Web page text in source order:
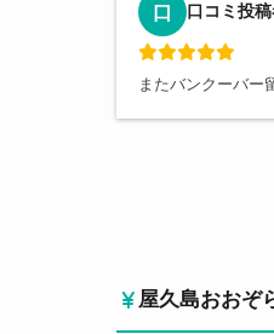
口 口コミ投
またバンクーバー
屋久島おおぞ